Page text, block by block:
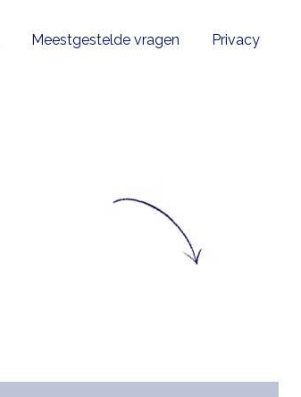
Meestgestelde vragen Privacy